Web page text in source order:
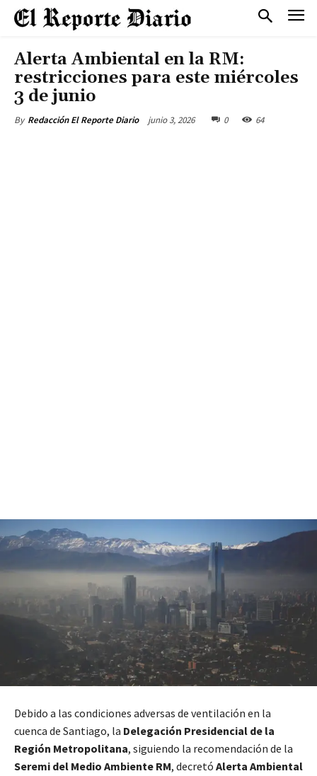
Alerta Ambiental en la RM:
restricciones para este miércoles
3 de junio
By Redacción El Reporte Diario junio 3, 2026 0 64
Debido a las condiciones adversas de ventilación en la
cuenca de Santiago, la Delegación Presidencial de la
Región Metropolitana, siguiendo la recomendación de la
Seremi del Medio Ambiente RM, decretó Alerta Ambiental